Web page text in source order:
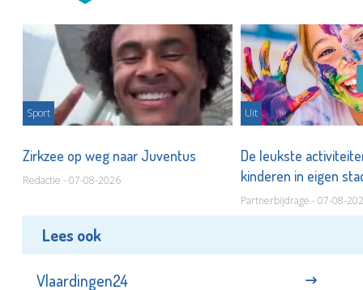
Sport
Zirkzee op weg naar Juventus
Redactie - 07-08-2026
Uit
De leukste
kinderen in eigen
Partnerbijdrage - 07-08-
Lees ook
Vlaardingen24